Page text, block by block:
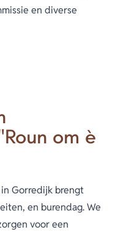
en diverse
om è
Gorredijk brengt
en burendag. We
voor een